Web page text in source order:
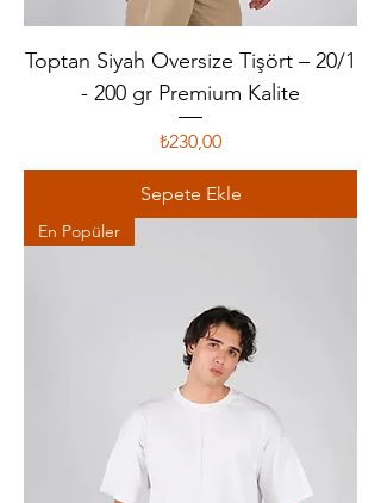
Toptan Siyah Oversize Tişört – 20/1
- 200 gr Premium Kalite
Fiyat
₺230,00
Sepete Ekle
En Popüler